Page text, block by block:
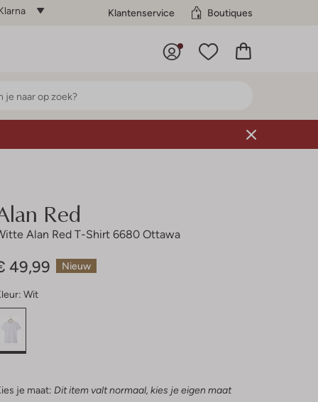
Klantenservice Boutiques
Red
Alan Red T-Shirt 6680 Ottawa
Nieuw
49,99
Wit
je maat: Dit item valt normaal, kies je eigen maat